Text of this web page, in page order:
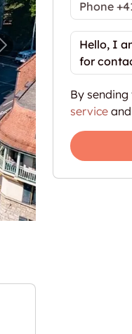
Next image for
By
service